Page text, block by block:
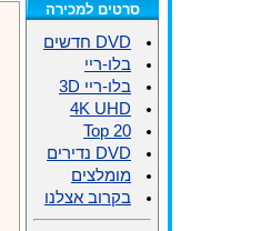
סרטים למכירה
DVD חדשים
בלו-ריי
בלו-ריי 3D
4K UHD
Top 20
DVD נדירים
מומלצים
בקרוב אצלנו